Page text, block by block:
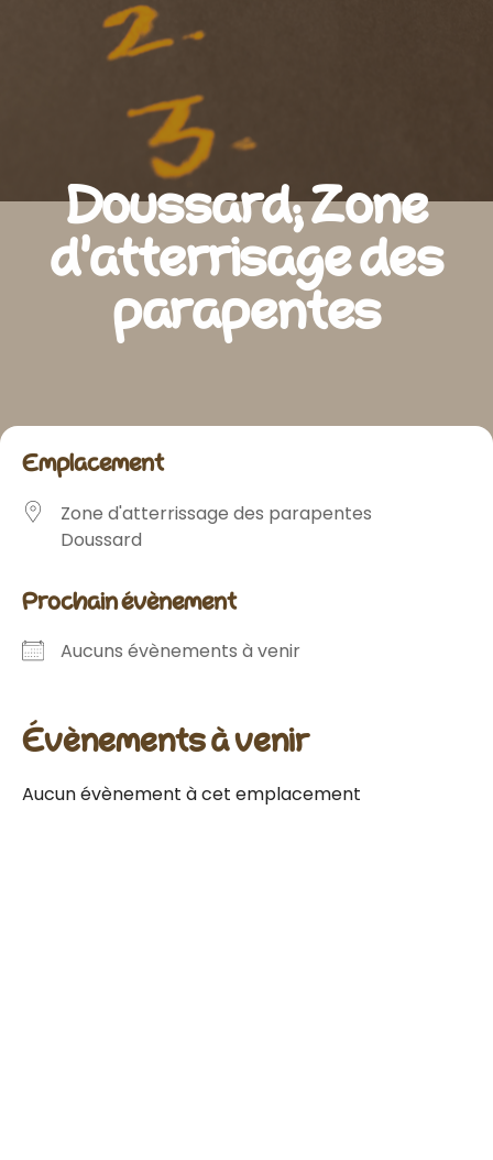
Doussard; Zone
d’atterrisage des
parapentes
emplacement
Zone d'atterrissage des parapentes
Doussard
prochain évènement
Aucuns évènements à venir
évènements à venir
Aucun évènement à cet emplacement